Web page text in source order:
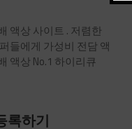
액상 사이트 . 저렴한
들에게 가성비 전담 액
액상 No.1 하이리큐
록하기